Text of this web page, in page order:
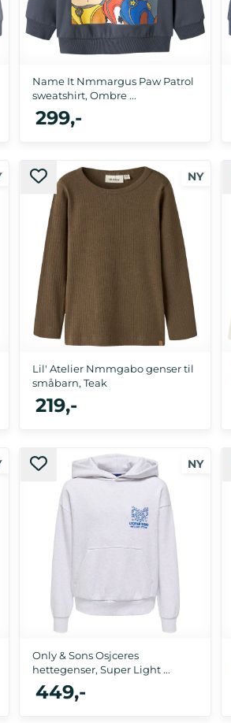
Name It Nmmargus Paw Patrol
sweatshirt, Ombre ...
86, 92, 98, 104, 110, 116
299,-
Lil' Atelier Nmmgabo genser til
småbarn, Teak
92, 98, 104, 110, 116, 122/128
219,-
Only & Sons Osjceres
hettegenser, Super Light ...
449,-